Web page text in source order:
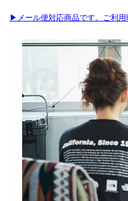
▶メール便対応商品です。ご利用